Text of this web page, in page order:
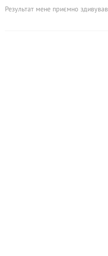
Результат мене приємно здивував